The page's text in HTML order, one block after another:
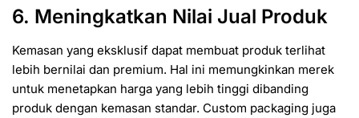
6. Meningkatkan Nilai Jual Produk
Kemasan yang eksklusif dapat membuat produk terlihat
lebih bernilai dan premium. Hal ini memungkinkan merek
untuk menetapkan harga yang lebih tinggi dibanding
produk dengan kemasan standar. Custom packaging juga